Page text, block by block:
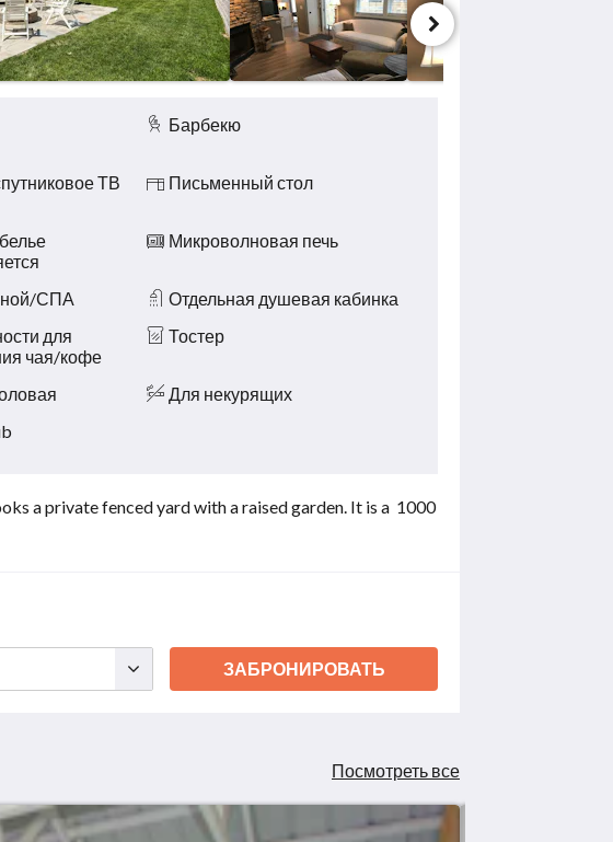
Барбекю
ТВ Письменный стол
Микроволновая печь
СПА
Отдельная душевая кабинка
для
чая/кофе
Тостер
Для некурящих
a private fenced yard with a raised garden. It is a 1000
ЗАБРОНИРОВАТЬ
Посмотреть все